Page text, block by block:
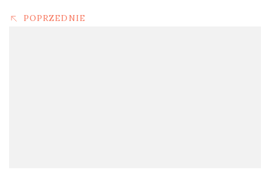
POPRZEDNIE